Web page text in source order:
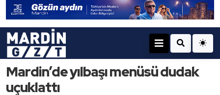
Mardin’de yılbaşı menüsü dudak
uçuklattı